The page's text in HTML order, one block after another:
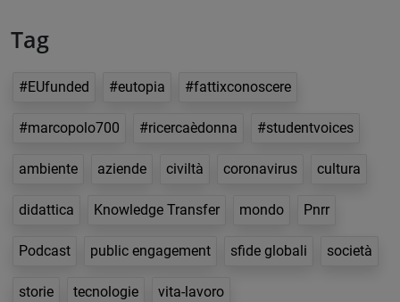
Tag
#EUfunded #eutopia #fattixconoscere
#marcopolo700 #ricercaèdonna #studentvoices
ambiente aziende civiltà coronavirus cultura
didattica Knowledge Transfer mondo Pnrr
Podcast public engagement sfide globali società
storie tecnologie vita-lavoro